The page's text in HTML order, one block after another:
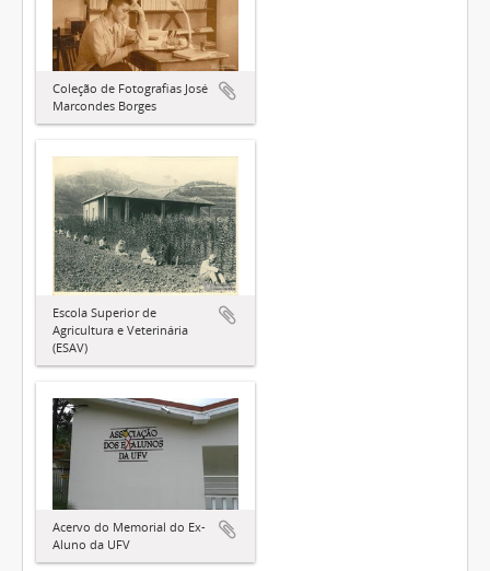
Coleção de Fotografias José
Marcondes Borges
Escola Superior de
Agricultura e Veterinária
(ESAV)
Acervo do Memorial do Ex-
Aluno da UFV